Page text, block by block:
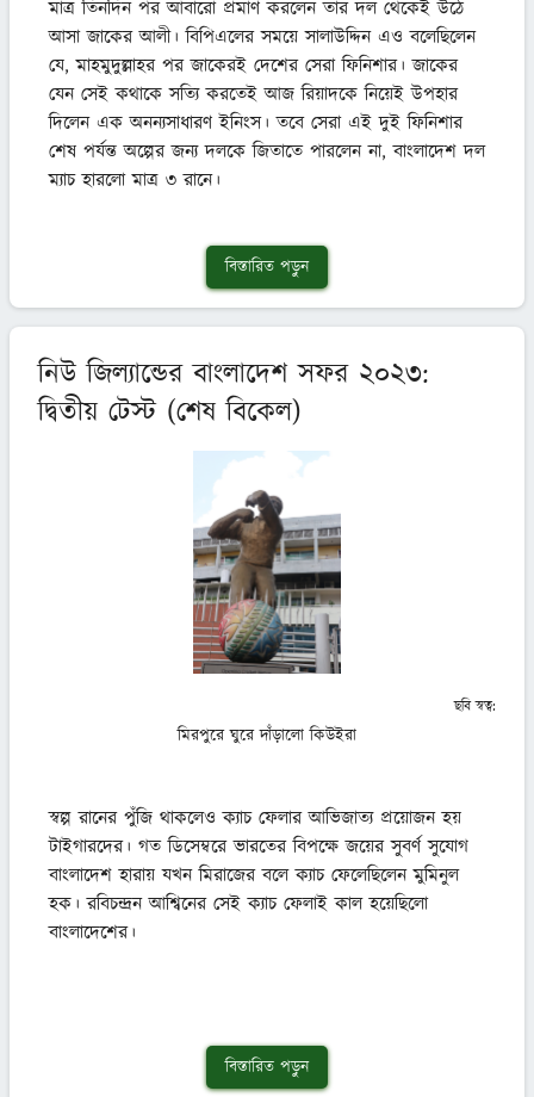
মাত্র তিনদিন পর আবারো প্রমাণ করলেন তার দল থেকেই উঠে
আসা জাকের আলী। বিপিএলের সময়ে সালাউদ্দিন এও বলেছিলেন
যে, মাহমুদুল্লাহর পর জাকেরই দেশের সেরা ফিনিশার। জাকের
যেন সেই কথাকে সত্যি করতেই আজ রিয়াদকে নিয়েই উপহার
দিলেন এক অনন্যসাধারণ ইনিংস। তবে সেরা এই দুই ফিনিশার
শেষ পর্যন্ত অল্পের জন্য দলকে জিতাতে পারলেন না, বাংলাদেশ দল
ম্যাচ হারলো মাত্র ৩ রানে।
বিস্তারিত পড়ুন
নিউ জিল্যান্ডের বাংলাদেশ সফর ২০২৩:
দ্বিতীয় টেস্ট (শেষ বিকেল)
ছবি স্বত্ব:
মিরপুরে ঘুরে দাঁড়ালো কিউইরা
স্বল্প রানের পুঁজি থাকলেও ক্যাচ ফেলার আভিজাত্য প্রয়োজন হয়
টাইগারদের। গত ডিসেম্বরে ভারতের বিপক্ষে জয়ের সুবর্ণ সুযোগ
বাংলাদেশ হারায় যখন মিরাজের বলে ক্যাচ ফেলেছিলেন মুমিনুল
হক। রবিচন্দ্রন আশ্বিনের সেই ক্যাচ ফেলাই কাল হয়েছিলো
বাংলাদেশের।
বিস্তারিত পড়ুন